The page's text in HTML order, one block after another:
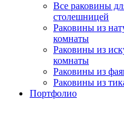
Все раковины
столешницей
Раковины из
комнаты
Раковины из
комнаты
Раковины из
Раковины из
Портфолио